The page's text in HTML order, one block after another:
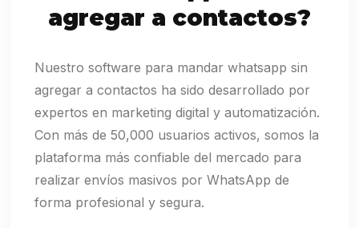
agregar a contactos?
Nuestro software para mandar whatsapp sin
agregar a contactos ha sido desarrollado por
expertos en marketing digital y automatización.
Con más de 50,000 usuarios activos, somos la
plataforma más confiable del mercado para
realizar envíos masivos por WhatsApp de
forma profesional y segura.